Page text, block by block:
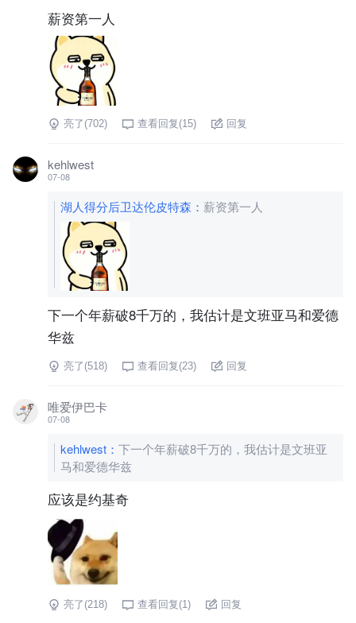
薪资第一人
亮了(702) 查看回复(15) 回复
kehlwest
07-08
湖人得分后卫达伦皮特森 ： 薪资第一人
下一个年薪破8千万的，我估计是文班亚马和爱德
华兹
亮了(518) 查看回复(23) 回复
唯爱伊巴卡
07-08
kehlwest ： 下一个年薪破8千万的，我估计是文班亚
马和爱德华兹
应该是约基奇
亮了(218) 查看回复(1) 回复